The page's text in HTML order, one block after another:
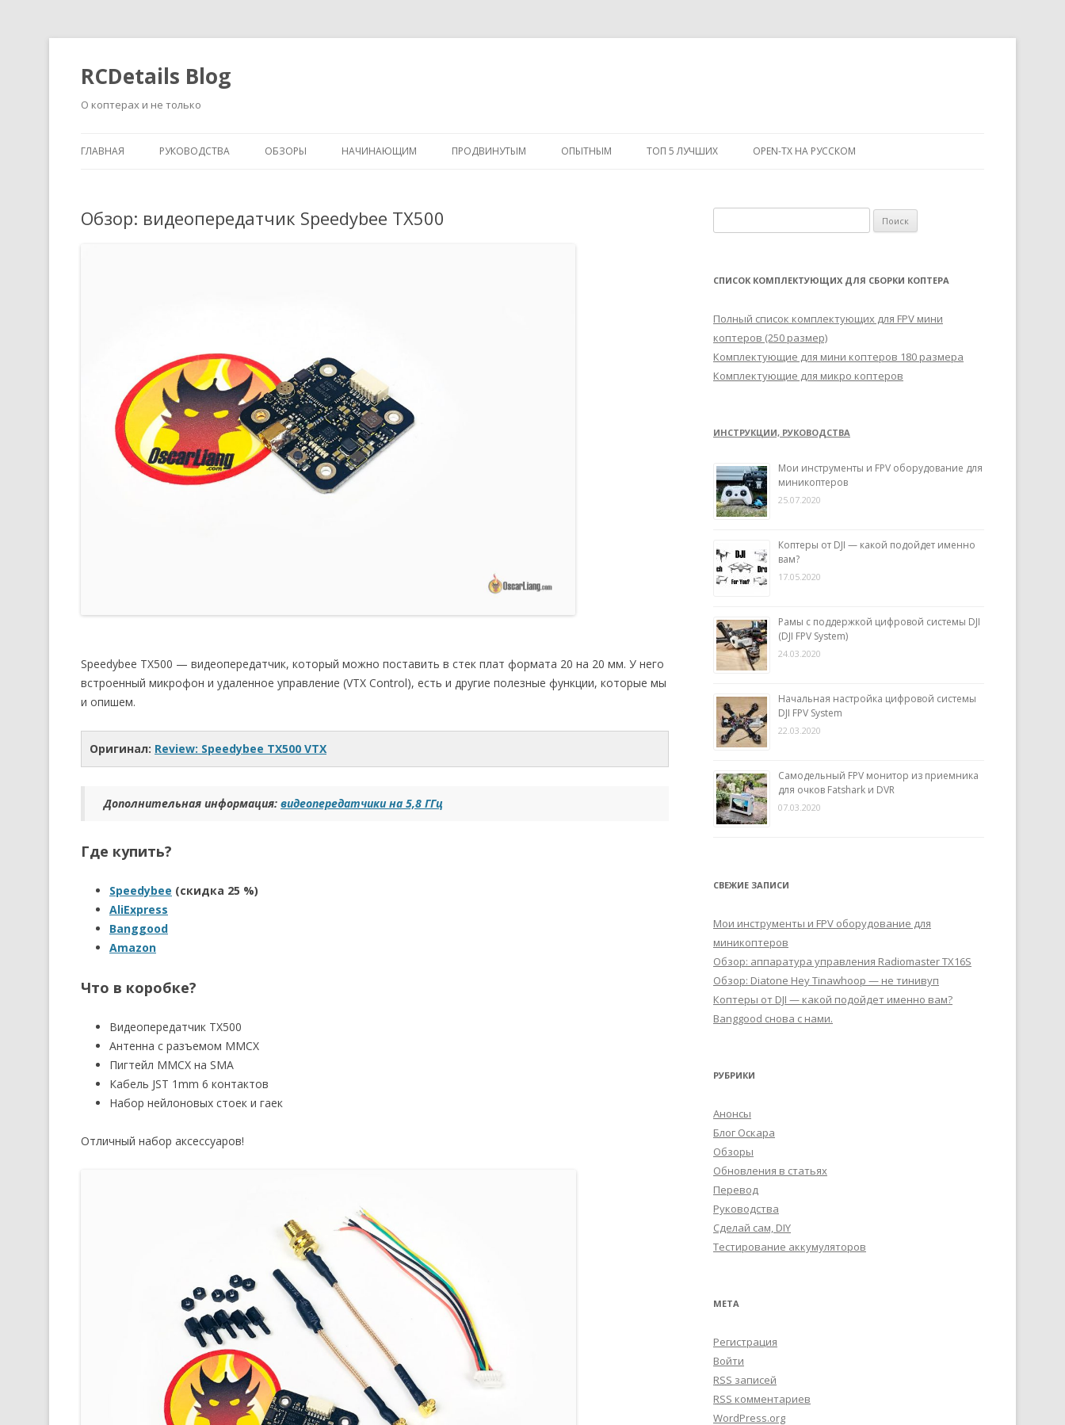
RCDetails Blog
О коптерах и не только
ГЛАВНАЯ РУКОВОДСТВА ОБЗОРЫ НАЧИНАЮЩИМ ПРОДВИНУТЫМ ОПЫТНЫМ ТОП 5 ЛУЧШИХ OPEN-TX НА РУССКОМ
Обзор: видеопередатчик Speedybee TX500
Speedybee TX500 — видеопередатчик, который можно поставить в стек плат формата 20 на 20 мм. У него
встроенный микрофон и удаленное управление (VTX Control), есть и другие полезные функции, которые мы
и опишем.
Оригинал: Review: Speedybee TX500 VTX
Дополнительная информация: видеопередатчики на 5,8 ГГц
Где купить?
Speedybee (скидка 25 %)
AliExpress
Banggood
Amazon
Что в коробке?
Видеопередатчик TX500
Антенна с разъемом MMCX
Пигтейл MMCX на SMA
Кабель JST 1mm 6 контактов
Набор нейлоновых стоек и гаек
Отличный набор аксессуаров!
а
т
:
СПИСОК КОМПЛЕКТУЮЩИХ ДЛЯ СБОРКИ КОПТЕРА
Полный список комплектующих для FPV мини
коптеров (250 размер)
Комплектующие для мини коптеров 180 размера
Комплектующие для микро коптеров
ИНСТРУКЦИИ, РУКОВОДСТВА
Мои инструменты и FPV оборудование для
миникоптеров
25.07.2020
Коптеры от DJI — какой подойдет именно
вам?
17.05.2020
Рамы с поддержкой цифровой системы DJI
(DJI FPV System)
24.03.2020
Начальная настройка цифровой системы
DJI FPV System
22.03.2020
Самодельный FPV монитор из приемника
для очков Fatshark и DVR
07.03.2020
СВЕЖИЕ ЗАПИСИ
Мои инструменты и FPV оборудование для
миникоптеров
Обзор: аппаратура управления Radiomaster TX16S
Обзор: Diatone Hey Tinawhoop — не тинивуп
Коптеры от DJI — какой подойдет именно вам?
Banggood снова с нами.
РУБРИКИ
Анонсы
Блог Оскара
Обзоры
Обновления в статьях
Перевод
Руководства
Сделай сам, DIY
Тестирование аккумуляторов
МЕТА
Регистрация
Войти
RSS записей
RSS комментариев
WordPress.org